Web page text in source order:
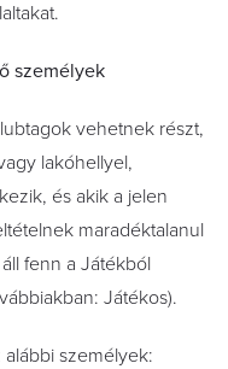
személyek
vehetnek részt,
lakóhellyel,
és akik a jelen
maradéktalanul
fenn a Játékból
Játékos).
személyek: